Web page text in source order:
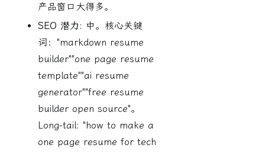
产品窗口大得多。
SEO 潜力: 中。核心关键
词："markdown resume
builder""one page resume
template""ai resume
generator""free resume
builder open source"。
Long-tail: "how to make a
one page resume for tech